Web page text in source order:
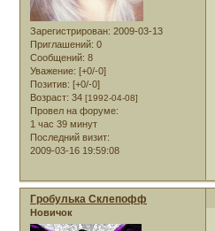
Зарегистрирован: 2009-03-13
Приглашений: 0
Сообщений: 8
Уважение: [+0/-0]
Позитив: [+0/-0]
Возраст: 34 [1992-04-08]
Провел на форуме:
1 час 39 минут
Последний визит:
2009-03-16 19:59:08
Гробулька Склепофф
Новичок